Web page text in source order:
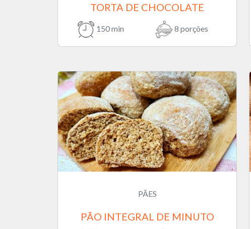
TORTA DE CHOCOLATE
150 min 8 porções
PÃES
PÃO INTEGRAL DE MINUTO